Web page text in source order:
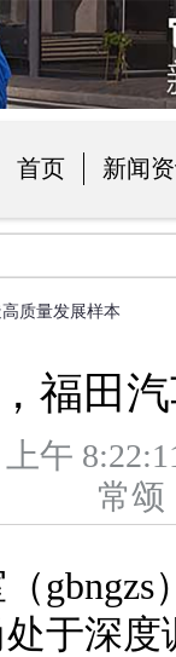
首页 新闻
质量发展样本
福田
上午
常
gbngzs
于深